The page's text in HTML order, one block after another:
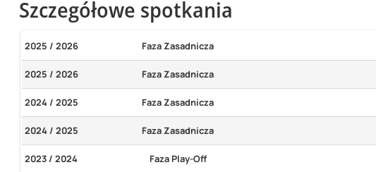
Szczegółowe spotkania
2025 / 2026 Faza Zasadnicza
2025 / 2026 Faza Zasadnicza
2024 / 2025 Faza Zasadnicza
2024 / 2025 Faza Zasadnicza
2023 / 2024 Faza Play-Off